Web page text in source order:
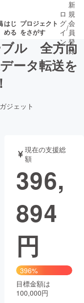
はじ
める
プロジェクト
をさがす
了が近いプ
書籍・雑誌
チャレンジ
Creation
コミュニティ
ロ
グ
イ
ン
/
新
規
会
員
登
録
ブル 全方向
ータ転送を
ジェット
現在の支援総
額
396,
894
円
396%
目標金額は
100,000円